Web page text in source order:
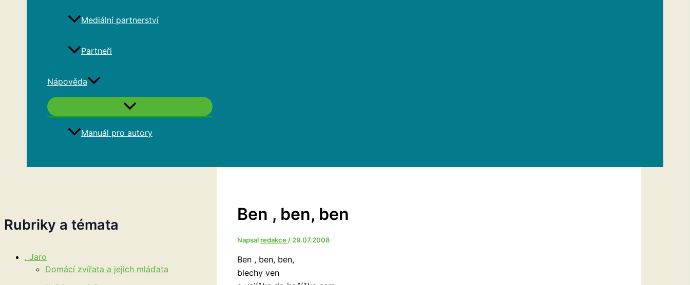
Mediální partnerství
Partneři
Nápověda
Manuál pro autory
Rubriky a témata
. Jaro
Domácí zvířata a jejich mláďata
Ben , ben, ben
Napsalredakce / 29.07.2008
Ben , ben, ben,
blechy ven